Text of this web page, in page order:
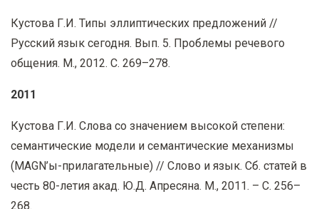
Кустова Г.И. Типы эллиптических предложений //
Русский язык сегодня. Вып. 5. Проблемы речевого
общения. М., 2012. С. 269–278.
2011
Кустова Г.И. Слова со значением высокой степени:
семантические модели и семантические механизмы
(MAGN’ы-прилагательные) // Слово и язык. Сб. статей в
честь 80-летия акад. Ю.Д. Апресяна. М., 2011. – С. 256–
268.